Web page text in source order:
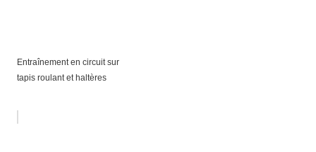
Entraînement en circuit sur
tapis roulant et haltères